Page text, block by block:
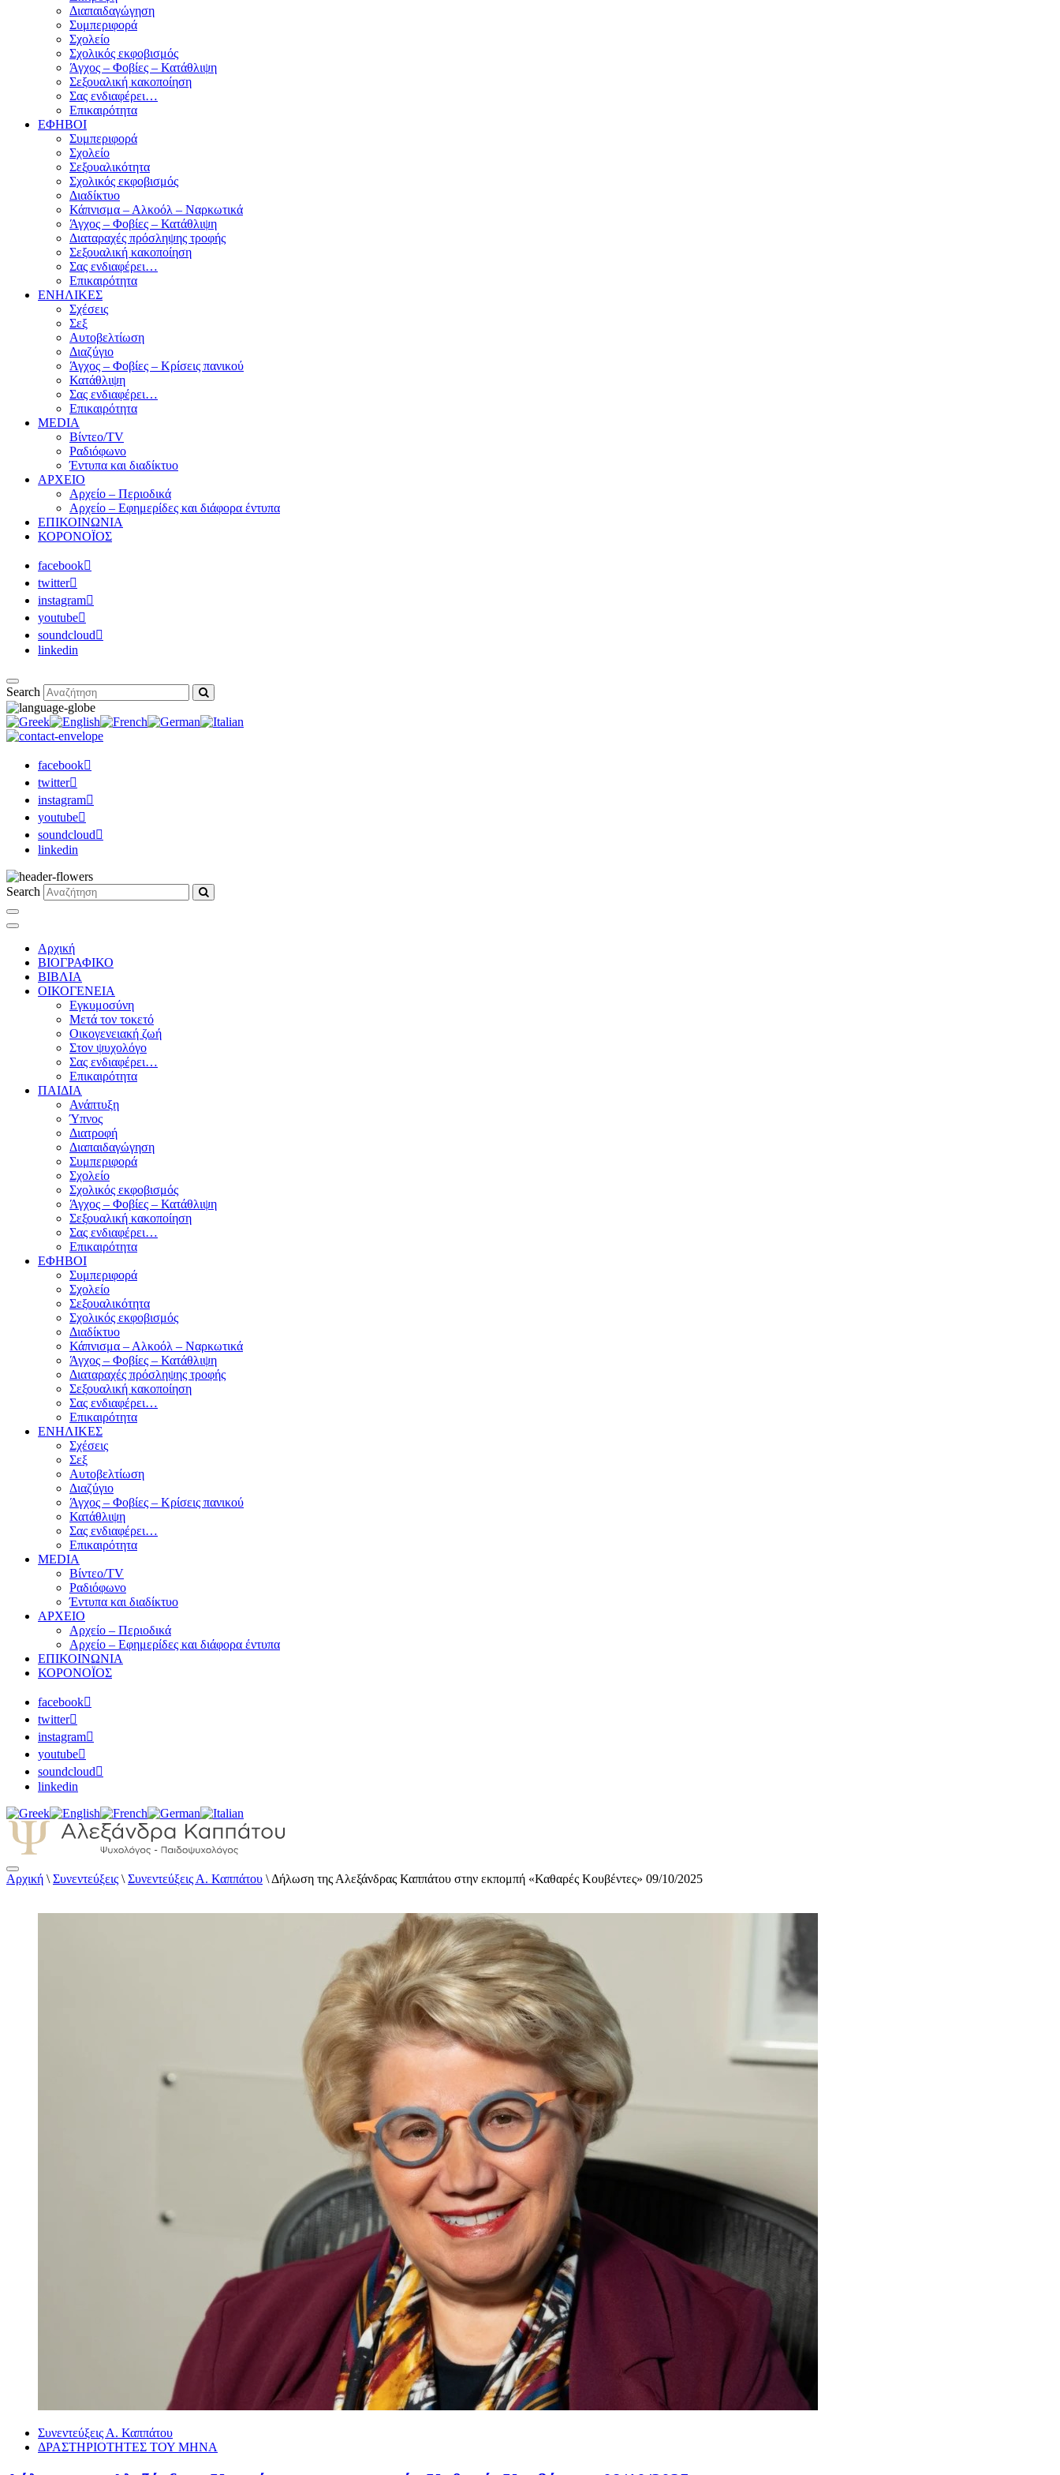
Διαπαιδαγώγηση
Συμπεριφορά
Σχολείο
Σχολικός εκφοβισμός
Άγχος – Φοβίες – Κατάθλιψη
Σεξουαλική κακοποίηση
Σας ενδιαφέρει…
Επικαιρότητα
ΕΦΗΒΟΙ
Συμπεριφορά
Σχολείο
Σεξουαλικότητα
Σχολικός εκφοβισμός
Διαδίκτυο
Κάπνισμα – Αλκοόλ – Ναρκωτικά
Άγχος – Φοβίες – Κατάθλιψη
Διαταραχές πρόσληψης τροφής
Σεξουαλική κακοποίηση
Σας ενδιαφέρει…
Επικαιρότητα
ΕΝΗΛΙΚΕΣ
Σχέσεις
Σεξ
Αυτοβελτίωση
Διαζύγιο
Άγχος – Φοβίες – Κρίσεις πανικού
Κατάθλιψη
Σας ενδιαφέρει…
Επικαιρότητα
MEDIA
Βίντεο/TV
Ραδιόφωνο
Έντυπα και διαδίκτυο
ΑΡΧΕΙΟ
Αρχείο – Περιοδικά
Αρχείο – Εφημερίδες και διάφορα έντυπα
ΕΠΙΚΟΙΝΩΝΙΑ
ΚΟΡΟΝΟΪΟΣ
facebook
twitter
instagram
youtube
soundcloud
linkedin
Search
facebook
twitter
instagram
youtube
soundcloud
linkedin
Search
Αρχική
ΒΙΟΓΡΑΦΙΚΟ
ΒΙΒΛΙΑ
ΟΙΚΟΓΕΝΕΙΑ
Εγκυμοσύνη
Μετά τον τοκετό
Οικογενειακή ζωή
Στον ψυχολόγο
Σας ενδιαφέρει…
Επικαιρότητα
ΠΑΙΔΙΑ
Ανάπτυξη
Ύπνος
Διατροφή
Διαπαιδαγώγηση
Συμπεριφορά
Σχολείο
Σχολικός εκφοβισμός
Άγχος – Φοβίες – Κατάθλιψη
Σεξουαλική κακοποίηση
Σας ενδιαφέρει…
Επικαιρότητα
ΕΦΗΒΟΙ
Συμπεριφορά
Σχολείο
Σεξουαλικότητα
Σχολικός εκφοβισμός
Διαδίκτυο
Κάπνισμα – Αλκοόλ – Ναρκωτικά
Άγχος – Φοβίες – Κατάθλιψη
Διαταραχές πρόσληψης τροφής
Σεξουαλική κακοποίηση
Σας ενδιαφέρει…
Επικαιρότητα
ΕΝΗΛΙΚΕΣ
Σχέσεις
Σεξ
Αυτοβελτίωση
Διαζύγιο
Άγχος – Φοβίες – Κρίσεις πανικού
Κατάθλιψη
Σας ενδιαφέρει…
Επικαιρότητα
MEDIA
Βίντεο/TV
Ραδιόφωνο
Έντυπα και διαδίκτυο
ΑΡΧΕΙΟ
Αρχείο – Περιοδικά
Αρχείο – Εφημερίδες και διάφορα έντυπα
ΕΠΙΚΟΙΝΩΝΙΑ
ΚΟΡΟΝΟΪΟΣ
facebook
twitter
instagram
youtube
soundcloud
linkedin
Αλεξάνδρα Καππάτου Ψυχολόγος – Παιδοψυχολόγος
Αρχική \ Συνεντεύξεις \ Συνεντεύξεις Α. Καππάτου \ Δήλωση της Αλεξάνδρας Καππάτου στην εκπομπή «Καθαρές Κουβέντες» 09/10/2025
Συνεντεύξεις Α. Καππάτου
ΔΡΑΣΤΗΡΙΟΤΗΤΕΣ ΤΟΥ ΜΗΝΑ